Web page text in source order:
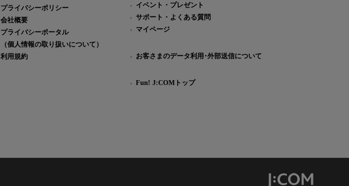
プライバシーポリシー
会社概要
プライバシーポータル
（個人情報の取り扱いについて）
利用規約
イベント・プレゼント
サポート・よくある質問
マイページ
お客さまのデータ利用･外部送信について
Fun! J:COMトップ